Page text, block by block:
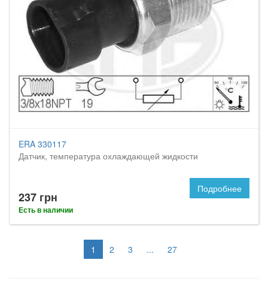
ERA 330117
Датчик, температура охлаждающей жидкости
237 грн
Есть в наличии
Подробнее
1 2 3 ... 27